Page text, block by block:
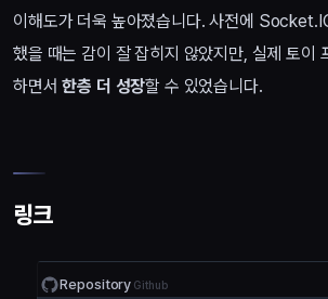
이해도가 더욱 높아졌습니다. 사전에
했을 때는 감이 잘 잡히지 않았지만, 실제 토이
하면서한층 더 성장할 수 있었습니다.
링크
Repository Github